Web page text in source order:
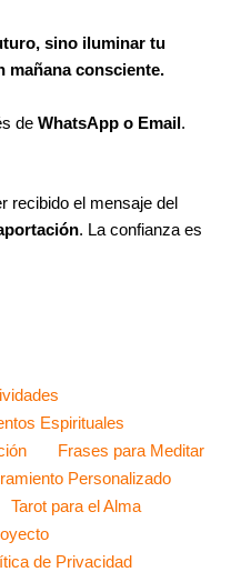
sino iluminar tu
mañana consciente.
de WhatsApp o Email.
recibido el mensaje del
. La confianza es
Espirituales
Frases para Meditar
Personalizado
Tarot para el Alma
de Privacidad